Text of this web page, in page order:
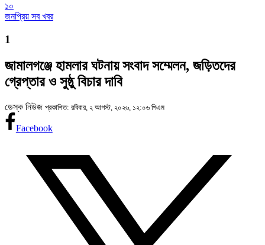
১০
জনপ্রিয় সব খবর
1
জামালগঞ্জে হামলার ঘটনায় সংবাদ সম্মেলন, জড়িতদের
গ্রেপ্তার ও সুষ্ঠু বিচার দাবি
ডেস্ক নিউজ প্রকাশিত: রবিবার, ২ আগস্ট, ২০২৬, ১২:০৬ পিএম
Facebook